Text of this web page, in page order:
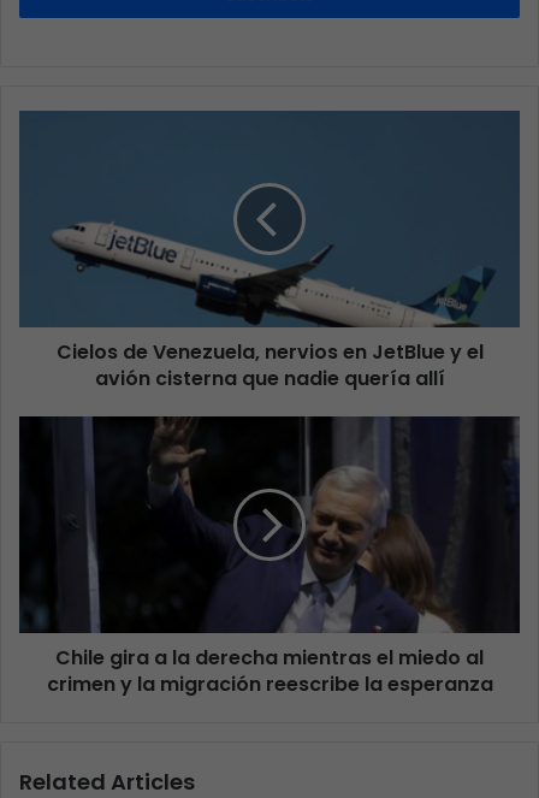
Cielos de Venezuela, nervios en JetBlue y el
avión cisterna que nadie quería allí
Chile gira a la derecha mientras el miedo al
crimen y la migración reescribe la esperanza
Related Articles